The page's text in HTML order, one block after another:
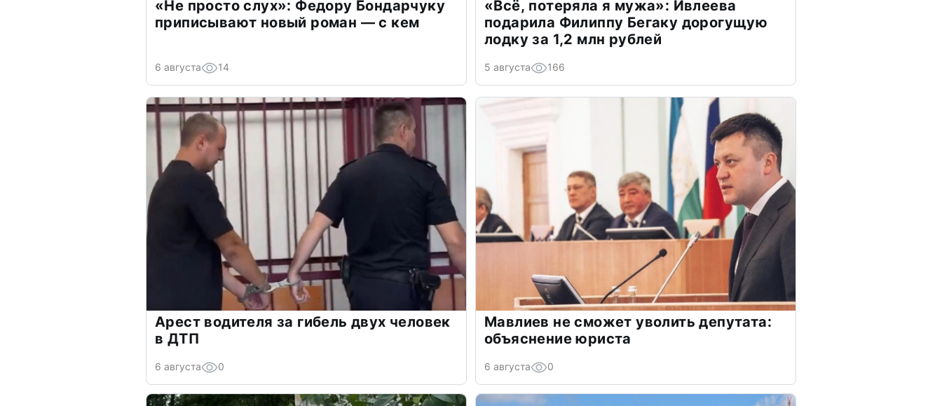
«Не просто слух»: Федору Бондарчуку
приписывают новый роман — с кем
6 августа 14
«Всё, потеряла я мужа»: Ивлеева
подарила Филиппу Бегаку дорогущую
лодку за 1,2 млн рублей
5 августа 166
Арест водителя за гибель двух человек
в ДТП
6 августа 0
Мавлиев не сможет уволить депутата:
объяснение юриста
6 августа 0